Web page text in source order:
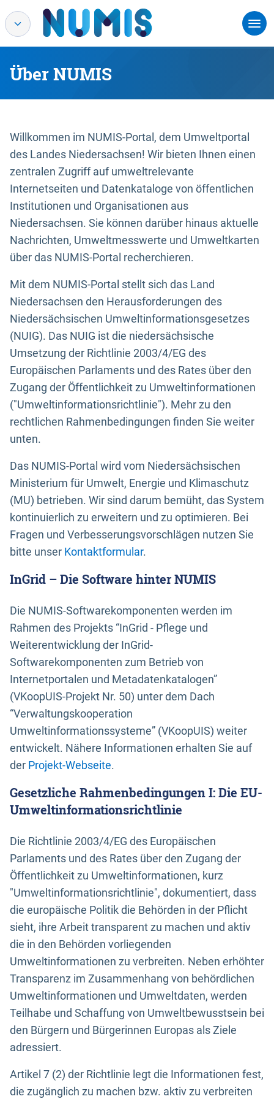
Über NUMIS
Willkommen im NUMIS-Portal, dem Umweltportal
des Landes Niedersachsen! Wir bieten Ihnen einen
zentralen Zugriff auf umweltrelevante
Internetseiten und Datenkataloge von öffentlichen
Institutionen und Organisationen aus
Niedersachsen. Sie können darüber hinaus aktuelle
Nachrichten, Umweltmesswerte und Umweltkarten
über das NUMIS-Portal recherchieren.
Mit dem NUMIS-Portal stellt sich das Land
Niedersachsen den Herausforderungen des
Niedersächsischen Umweltinformationsgesetzes
(NUIG). Das NUIG ist die niedersächsische
Umsetzung der Richtlinie 2003/4/EG des
Europäischen Parlaments und des Rates über den
Zugang der Öffentlichkeit zu Umweltinformationen
("Umweltinformationsrichtlinie"). Mehr zu den
rechtlichen Rahmenbedingungen finden Sie weiter
unten.
Das NUMIS-Portal wird vom Niedersächsischen
Ministerium für Umwelt, Energie und Klimaschutz
(MU) betrieben. Wir sind darum bemüht, das System
kontinuierlich zu erweitern und zu optimieren. Bei
Fragen und Verbesserungsvorschlägen nutzen Sie
bitte unser Kontaktformular.
InGrid – Die Software hinter NUMIS
Die NUMIS-Softwarekomponenten werden im
Rahmen des Projekts “InGrid - Pflege und
Weiterentwicklung der InGrid-
Softwarekomponenten zum Betrieb von
Internetportalen und Metadatenkatalogen”
(VKoopUIS-Projekt Nr. 50) unter dem Dach
“Verwaltungskooperation
Umweltinformationssysteme” (VKoopUIS) weiter
entwickelt. Nähere Informationen erhalten Sie auf
der Projekt-Webseite.
Gesetzliche Rahmenbedingungen I: Die EU-
Umweltinformationsrichtlinie
Die Richtlinie 2003/4/EG des Europäischen
Parlaments und des Rates über den Zugang der
Öffentlichkeit zu Umweltinformationen, kurz
"Umweltinformationsrichtlinie", dokumentiert, dass
die europäische Politik die Behörden in der Pflicht
sieht, ihre Arbeit transparent zu machen und aktiv
die in den Behörden vorliegenden
Umweltinformationen zu verbreiten. Neben erhöhter
Transparenz im Zusammenhang von behördlichen
Umweltinformationen und Umweltdaten, werden
Teilhabe und Schaffung von Umweltbewusstsein bei
den Bürgern und Bürgerinnen Europas als Ziele
adressiert.
Artikel 7 (2) der Richtlinie legt die Informationen fest,
die zugänglich zu machen bzw. aktiv zu verbreiten